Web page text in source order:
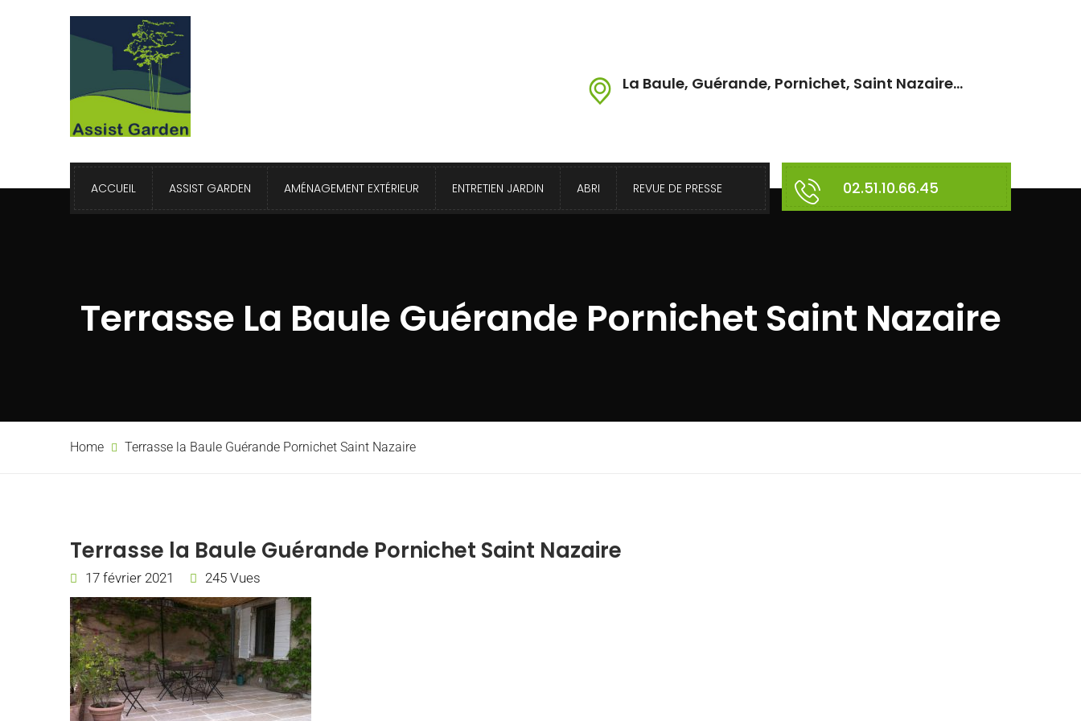
La Baule, Guérande, Pornichet, Saint Nazaire...
ACCUEIL ASSIST GARDEN AMÉNAGEMENT EXTÉRIEUR ENTRETIEN JARDIN ABRI REVUE DE PRESSE 02.51.10.66.45
Terrasse La Baule Guérande Pornichet Saint Nazaire
Home Terrasse la Baule Guérande Pornichet Saint Nazaire
Terrasse la Baule Guérande Pornichet Saint Nazaire
17 février 2021 245 Vues